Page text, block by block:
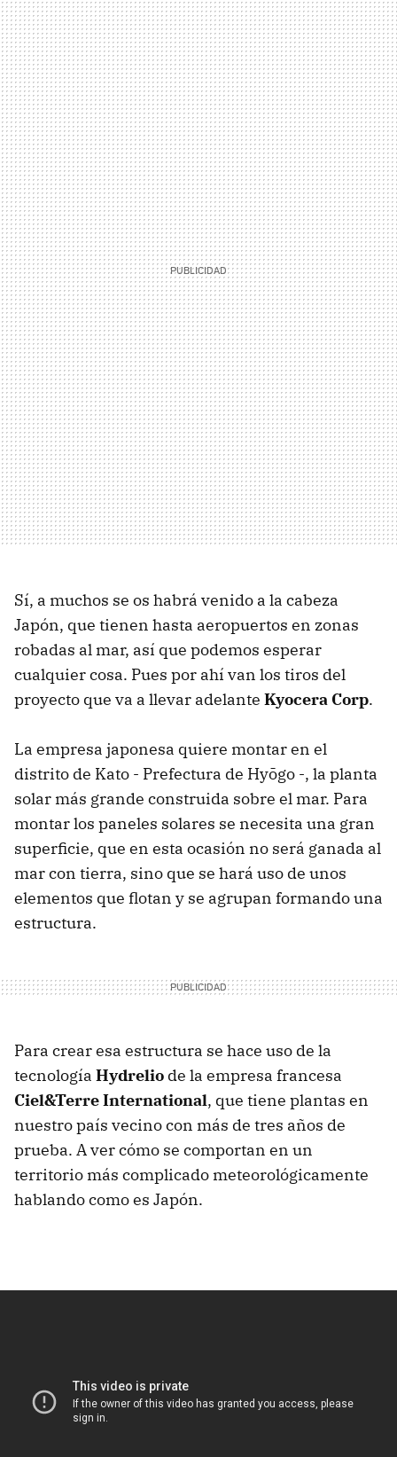
Sí, a muchos se os habrá venido a la cabeza
Japón, que tienen hasta aeropuertos en zonas
robadas al mar, así que podemos esperar
cualquier cosa. Pues por ahí van los tiros del
proyecto que va a llevar adelante Kyocera Corp.
La empresa japonesa quiere montar en el
distrito de Kato - Prefectura de Hyōgo -, la planta
solar más grande construida sobre el mar. Para
montar los paneles solares se necesita una gran
superficie, que en esta ocasión no será ganada al
mar con tierra, sino que se hará uso de unos
elementos que flotan y se agrupan formando una
estructura.
Para crear esa estructura se hace uso de la
tecnología Hydrelio de la empresa francesa
Ciel&Terre International, que tiene plantas en
nuestro país vecino con más de tres años de
prueba. A ver cómo se comportan en un
territorio más complicado meteorológicamente
hablando como es Japón.